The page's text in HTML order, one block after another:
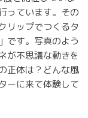
っています。その
リップでつくるタ
です。写真のよう
が不思議な動きを
正体は？どんな風
ーに来て体験して